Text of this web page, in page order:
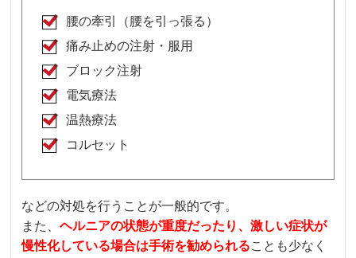
腰の牽引（腰を引っ張る）
痛み止めの注射・服用
ブロック注射
電気療法
温熱療法
コルセット
などの対処を行うことが一般的です。
また、ヘルニアの状態が重度だったり、激しい症状が
慢性化している場合は手術を勧められることも少なく